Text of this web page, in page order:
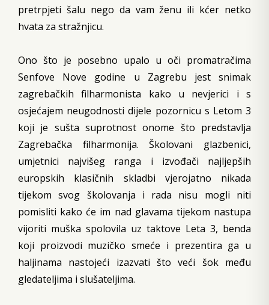
pretrpjeti šalu nego da vam ženu ili kćer netko
hvata za stražnjicu.
Ono što je posebno upalo u oči promatračima
Senfove Nove godine u Zagrebu jest snimak
zagrebačkih filharmonista kako u nevjerici i s
osjećajem neugodnosti dijele pozornicu s Letom 3
koji je sušta suprotnost onome što predstavlja
Zagrebačka filharmonija. Školovani glazbenici,
umjetnici najvišeg ranga i izvođači najljepših
europskih klasičnih skladbi vjerojatno nikada
tijekom svog školovanja i rada nisu mogli niti
pomisliti kako će im nad glavama tijekom nastupa
vijoriti muška spolovila uz taktove Leta 3, benda
koji proizvodi muzičko smeće i prezentira ga u
haljinama nastojeći izazvati što veći šok među
gledateljima i slušateljima.